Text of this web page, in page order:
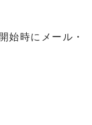
始時にメール・